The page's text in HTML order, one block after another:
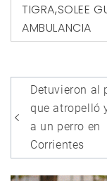
TIGRA,SOLEE
AMBULANCIA
de
entradas
Detuvieron al
que atropelló
a un perro en
Corrientes